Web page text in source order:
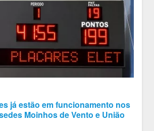
já estão em funcionamento nos
Moinhos de Vento e União